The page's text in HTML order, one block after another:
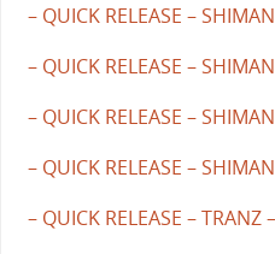
– QUICK RELEASE –
– QUICK RELEASE –
– QUICK RELEASE –
– QUICK RELEASE –
– QUICK RELEASE – TRANZ